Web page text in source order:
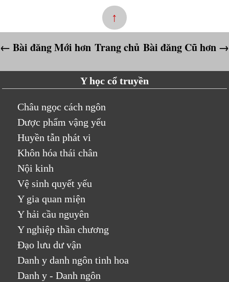
↑
← Bài đăng Mới hơn Bài đăng Cũ hơn →
Trang chủ
Y học cổ truyền
Châu ngọc cách ngôn
Dược phẩm vậng yếu
Huyền tẫn phát vi
Khôn hóa thái chân
Nội kinh
Vệ sinh quyết yếu
Y gia quan miện
Y hải cầu nguyên
Y nghiệp thần chương
Đạo lưu dư vận
Danh y danh ngôn tinh hoa
Danh y - Danh ngôn